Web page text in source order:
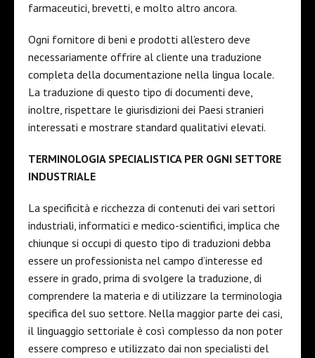
farmaceutici, brevetti, e molto altro ancora.
Ogni fornitore di beni e prodotti all’estero deve
necessariamente offrire al cliente una traduzione
completa della documentazione nella lingua locale.
La traduzione di questo tipo di documenti deve,
inoltre, rispettare le giurisdizioni dei Paesi stranieri
interessati e mostrare standard qualitativi elevati.
TERMINOLOGIA SPECIALISTICA PER OGNI SETTORE
INDUSTRIALE
La specificità e ricchezza di contenuti dei vari settori
industriali, informatici e medico-scientifici, implica che
chiunque si occupi di questo tipo di traduzioni debba
essere un professionista nel campo d’interesse ed
essere in grado, prima di svolgere la traduzione, di
comprendere la materia e di utilizzare la terminologia
specifica del suo settore. Nella maggior parte dei casi,
il linguaggio settoriale è così complesso da non poter
essere compreso e utilizzato dai non specialisti del